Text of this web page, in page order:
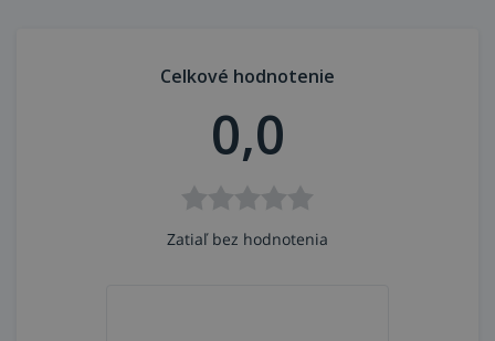
Celkové hodnotenie
0,0
Zatiaľ bez hodnotenia